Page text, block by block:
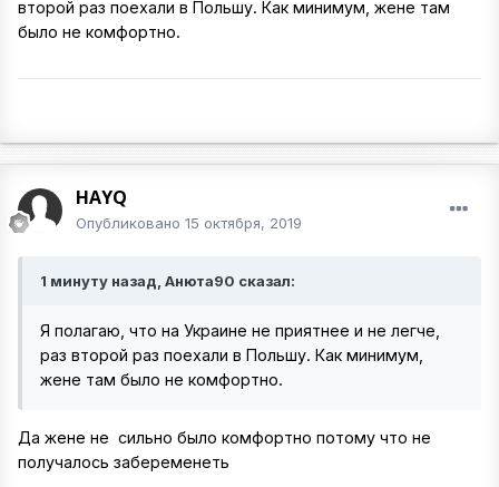
второй раз поехали в Польшу. Как минимум, жене там
было не комфортно.
HAYQ
Опубликовано 15 октября, 2019
1 минуту назад, Анюта90 сказал:
Я полагаю, что на Украине не приятнее и не легче,
раз второй раз поехали в Польшу. Как минимум,
жене там было не комфортно.
Да жене не сильно было комфортно потому что не
получалось забеременеть